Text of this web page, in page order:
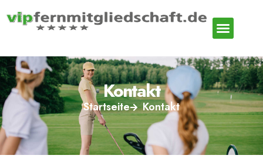
Kontakt
Startseite Kontakt